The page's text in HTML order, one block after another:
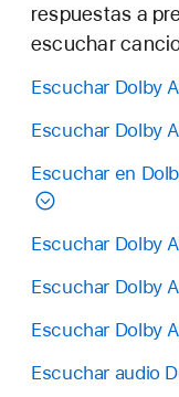
respuestas a
escuchar
Escuchar Dolby
Escuchar Dolby
Escuchar en
Escuchar Dolby
Escuchar Dolby
Escuchar Dolby
Escuchar audio